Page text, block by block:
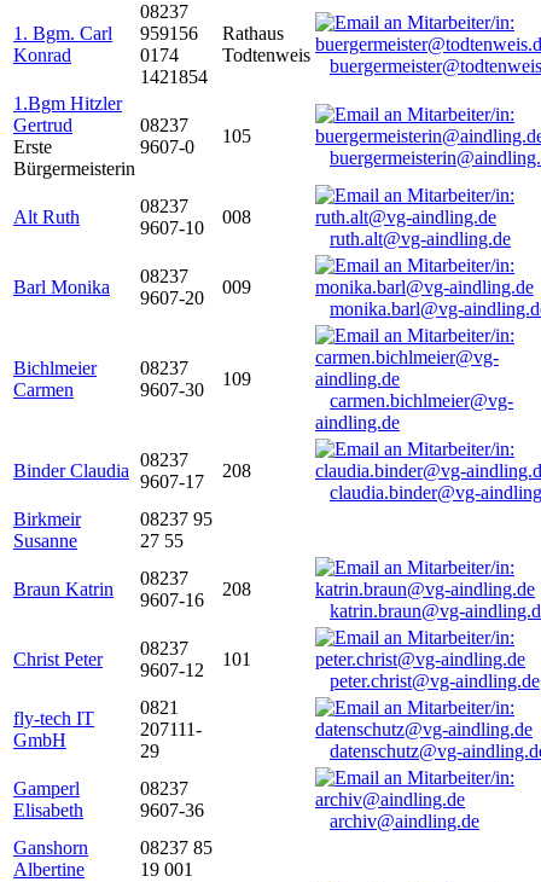
1. Bgm. Carl
Konrad
08237
959156
0174
1421854
Rathaus
Todtenweis
1.Bgm Hitzler
Gertrud
Erste
Bürgermeisterin
08237
9607-0
105
Alt Ruth
08237
9607-10
008
ruth.alt@vg-aindling.de
Barl Monika
08237
9607-20
009
monika.barl@vg-
Bichlmeier
Carmen
08237
9607-30
109
carmen.bichlmeier@vg-
aindling.de
Binder Claudia
08237
9607-17
208
claudia.binder@vg-
Birkmeir
Susanne
08237 95
27 55
Braun Katrin
08237
9607-16
208
katrin.braun@vg-
Christ Peter
08237
9607-12
101
peter.christ@vg-aindling.de
fly-tech IT
GmbH
0821
207111-
29
datenschutz@vg-
Gamperl
Elisabeth
08237
9607-36
archiv@aindling.de
Ganshorn
Albertine
08237 85
19 001